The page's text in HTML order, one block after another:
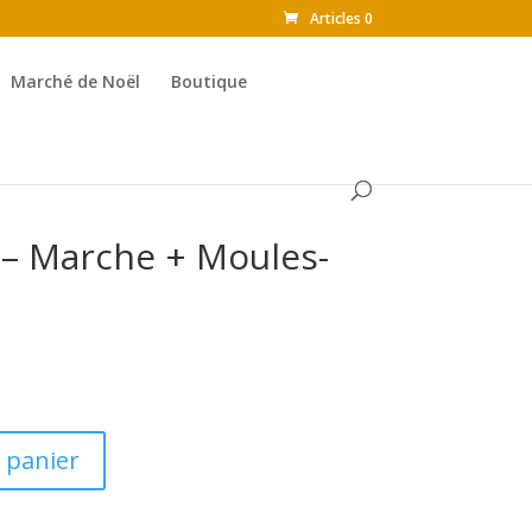
Articles 0
Marché de Noël Boutique
Marche + Moules-